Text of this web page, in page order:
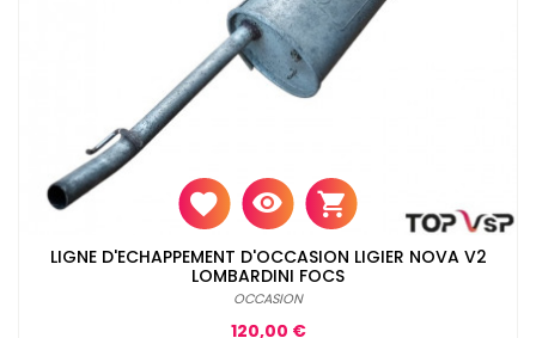
LIGNE D'ECHAPPEMENT D'OCCASION LIGIER NOVA V2
LOMBARDINI FOCS
OCCASION
Prix
120,00 €